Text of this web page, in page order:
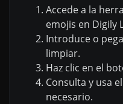
Accede a la
emojis en Digily
Introduce o
limpiar.
Haz clic en el
Consulta y usa
necesario.